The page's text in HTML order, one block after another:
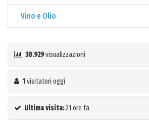
Vino e Olio
38.929visualizzazioni
1visitatori oggi
Ultima visita:21 ore fa